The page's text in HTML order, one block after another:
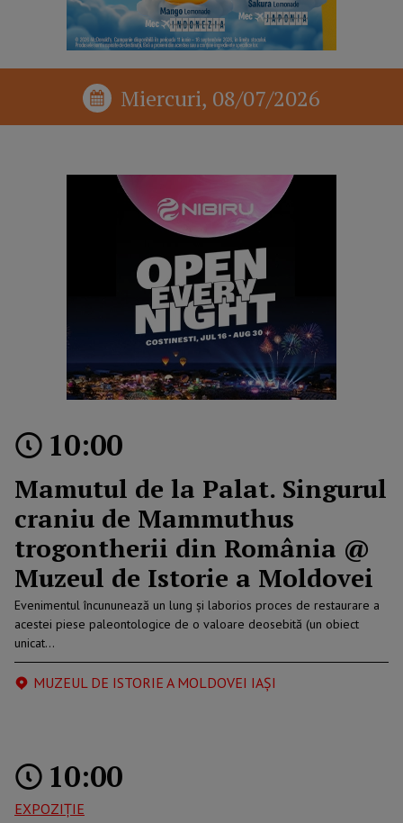
Miercuri, 08/07/2026
10:00
Mamutul de la Palat. Singurul
craniu de Mammuthus
trogontherii din România @
Muzeul de Istorie a Moldovei
Evenimentul încununează un lung și laborios proces de restaurare a
acestei piese paleontologice de o valoare deosebită (un obiect
unicat…
MUZEUL DE ISTORIE A MOLDOVEI IAȘI
10:00
EXPOZIȚIE